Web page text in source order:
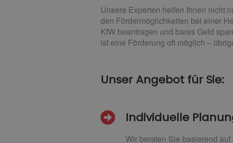
Unsere Experten helfen Ihnen nicht
den Fördermöglichkeiten bei einer
KfW beantragen und bares Geld
ist eine Förderung oft möglich –
Unser Angebot für Sie:
Individuelle
Wir beraten Sie basierend